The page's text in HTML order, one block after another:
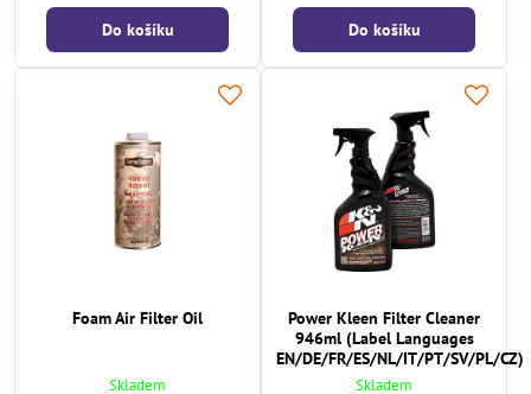
Do košíku Do košíku
Foam Air Filter Oil
Skladem
Power Kleen Filter Cleaner
946ml (Label Languages
EN/DE/FR/ES/NL/IT/PT/SV/PL/CZ)
Skladem